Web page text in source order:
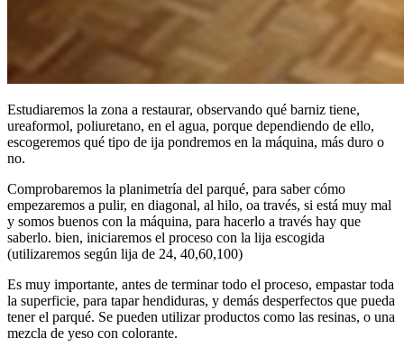
Estudiaremos la zona a restaurar, observando qué barniz tiene,
ureaformol, poliuretano, en el agua, porque dependiendo de ello,
escogeremos qué tipo de ija pondremos en la máquina, más duro o
no.
Comprobaremos la planimetría del parqué, para saber cómo
empezaremos a pulir, en diagonal, al hilo, oa través, si está muy mal
y somos buenos con la máquina, para hacerlo a través hay que
saberlo. bien, iniciaremos el proceso con la lija escogida
(utilizaremos según lija de 24, 40,60,100)
Es muy importante, antes de terminar todo el proceso, empastar toda
la superficie, para tapar hendiduras, y demás desperfectos que pueda
tener el parqué. Se pueden utilizar productos como las resinas, o una
mezcla de yeso con colorante.